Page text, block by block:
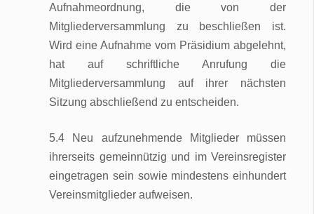
Aufnahmeordnung, die von der
Mitgliederversammlung zu beschließen ist.
Wird eine Aufnahme vom Präsidium abgelehnt,
hat auf schriftliche Anrufung die
Mitgliederversammlung auf ihrer nächsten
Sitzung abschließend zu entscheiden.
5.4 Neu aufzunehmende Mitglieder müssen
ihrerseits gemeinnützig und im Vereinsregister
eingetragen sein sowie mindestens einhundert
Vereinsmitglieder aufweisen.